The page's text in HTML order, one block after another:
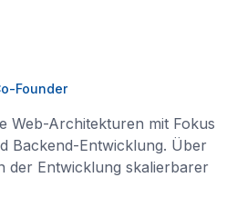
Founder
Web-Architekturen mit Fokus
Backend-Entwicklung. Über
der Entwicklung skalierbarer